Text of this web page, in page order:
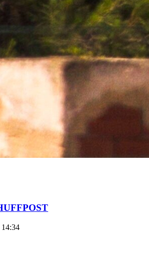
14:34